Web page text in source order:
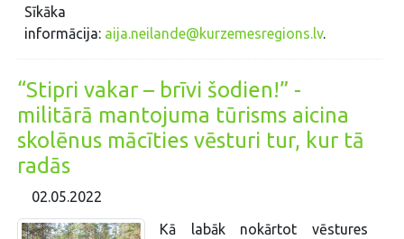
Sīkāka
informācija: aija.neilande@kurzemesregions.lv.
“Stipri vakar – brīvi šodien!” -
militārā mantojuma tūrisms aicina
skolēnus mācīties vēsturi tur, kur tā
radās
02.05.2022
Kā labāk nokārtot vēstures